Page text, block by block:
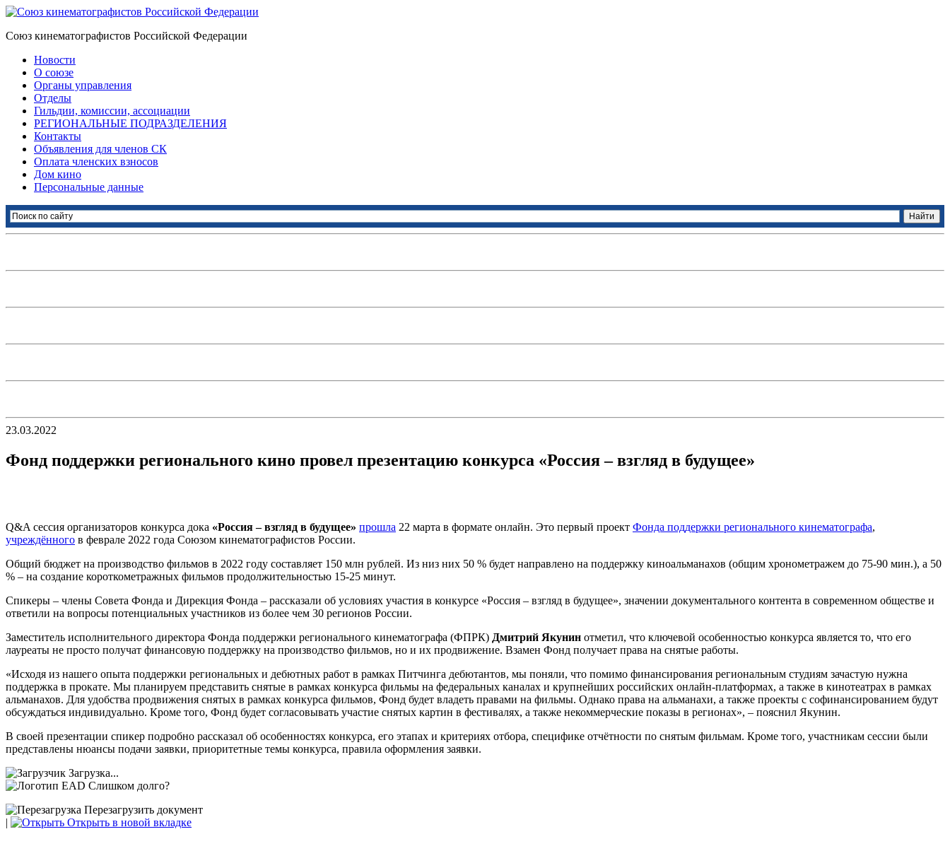
Союз кинематографистов Российской Федерации
Новости
О союзе
Органы управления
Отделы
Гильдии, комиссии, ассоциации
РЕГИОНАЛЬНЫЕ ПОДРАЗДЕЛЕНИЯ
Контакты
Объявления для членов СК
Оплата членских взносов
Дом кино
Персональные данные
23.03.2022
Фонд поддержки регионального кино провел презентацию конкурса «Россия – взгляд в будущее»
Q&A сессия организаторов конкурса дока «Россия – взгляд в будущее» прошла 22 марта в формате онлайн. Это первый проект Фонда поддержки регионального кинематографа,
учреждённого в феврале 2022 года Союзом кинематографистов России.
Общий бюджет на производство фильмов в 2022 году составляет 150 млн рублей. Из низ них 50 % будет направлено на поддержку киноальманахов (общим хронометражем до 75-90 мин.), а 50
% – на создание короткометражных фильмов продолжительностью 15-25 минут.
Спикеры – члены Совета Фонда и Дирекция Фонда – рассказали об условиях участия в конкурсе «Россия – взгляд в будущее», значении документального контента в современном обществе и
ответили на вопросы потенциальных участников из более чем 30 регионов России.
Заместитель исполнительного директора Фонда поддержки регионального кинематографа (ФПРК) Дмитрий Якунин отметил, что ключевой особенностью конкурса является то, что его
лауреаты не просто получат финансовую поддержку на производство фильмов, но и их продвижение. Взамен Фонд получает права на снятые работы.
«Исходя из нашего опыта поддержки региональных и дебютных работ в рамках Питчинга дебютантов, мы поняли, что помимо финансирования региональным студиям зачастую нужна
поддержка в прокате. Мы планируем представить снятые в рамках конкурса фильмы на федеральных каналах и крупнейших российских онлайн-платформах, а также в кинотеатрах в рамках
альманахов. Для удобства продвижения снятых в рамках конкурса фильмов, Фонд будет владеть правами на фильмы. Однако права на альманахи, а также проекты с софинансированием будут
обсуждаться индивидуально. Кроме того, Фонд будет согласовывать участие снятых картин в фестивалях, а также некоммерческие показы в регионах», – пояснил Якунин.
В своей презентации спикер подробно рассказал об особенностях конкурса, его этапах и критериях отбора, специфике отчётности по снятым фильмам. Кроме того, участникам сессии были
представлены нюансы подачи заявки, приоритетные темы конкурса, правила оформления заявки.
Загрузка...
Слишком долго?
Перезагрузить документ
|
Открыть в новой вкладке